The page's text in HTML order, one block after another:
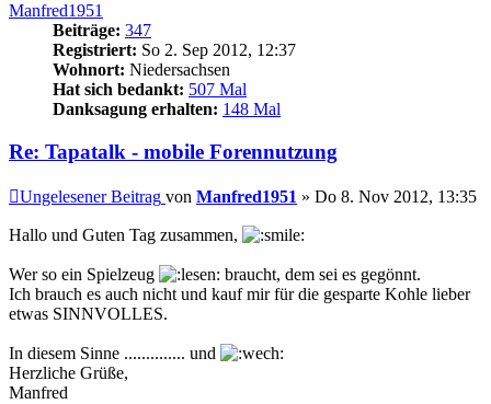
Manfred1951
Beiträge: 347
Registriert: So 2. Sep 2012, 12:37
Wohnort: Niedersachsen
Hat sich bedankt: 507 Mal
Danksagung erhalten: 148 Mal
Re: Tapatalk - mobile Forennutzung
Ungelesener Beitrag von Manfred1951 » Do 8. Nov 2012, 13:35
Hallo und Guten Tag zusammen,
Wer so ein Spielzeug
braucht, dem sei es gegönnt.
Ich brauch es auch nicht und kauf mir für die gesparte Kohle lieber
etwas SINNVOLLES.
In diesem Sinne .............. und
Herzliche Grüße,
Manfred